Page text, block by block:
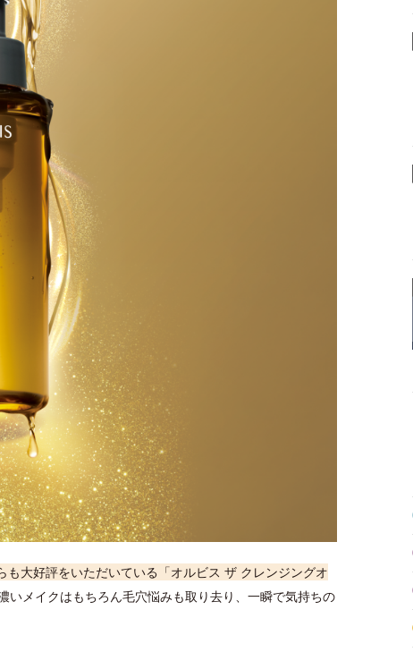
も大好評をいただいている「オルビス ザ クレンジングオ
いメイクはもちろん毛穴悩みも取り去り、一瞬で気持ちの